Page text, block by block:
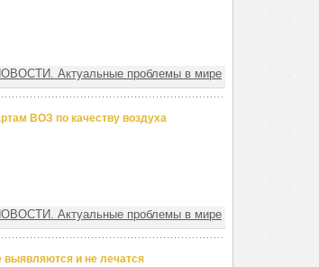
Актуальные проблемы в мире
ВОЗ по качеству воздуха
Актуальные проблемы в мире
выявляются и не лечатся